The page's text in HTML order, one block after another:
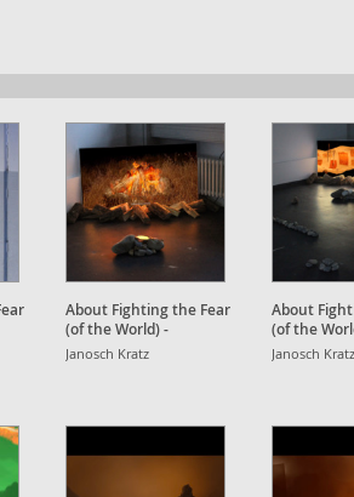
About Fighting the Fear
(of the World) -
Installation
Janosch Kratz
About
(of the
Installation
Janosch Kratz